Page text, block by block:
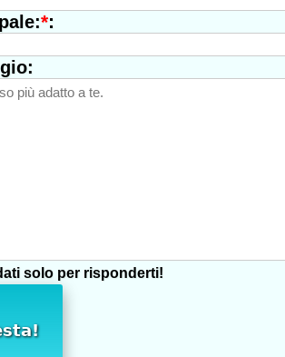
*:
solo per risponderti!